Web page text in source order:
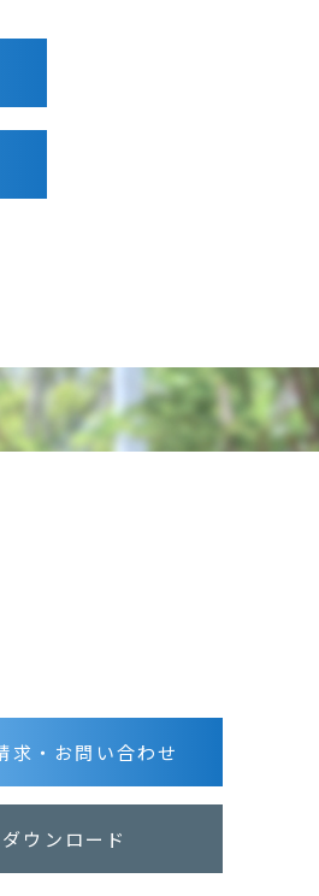
求・お問い合わせ
ウンロード